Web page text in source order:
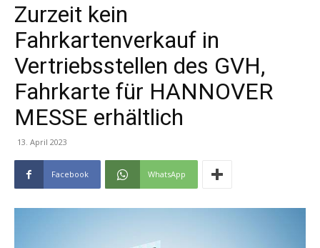
Zurzeit kein
Fahrkartenverkauf in
Vertriebsstellen des GVH,
Fahrkarte für HANNOVER
MESSE erhältlich
13. April 2023
Facebook WhatsApp